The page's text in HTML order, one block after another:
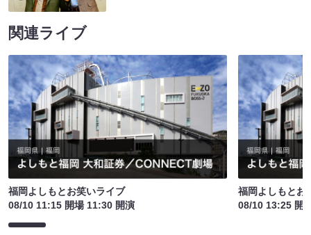
関連ライブ
福岡よしもとお笑いライブ
08/10 11:15 開場 11:30 開演
福岡よしもとお
08/10 13:25 開